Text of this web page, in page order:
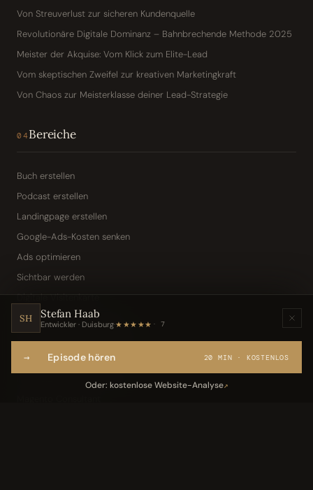
Von Streuverlust zur sicheren Kundenquelle
Revolutionäre Digitale Dominanz – Bahnbrechende Methode 2025
Meister der Akquise: Vom Klick zum Elite-Lead
Vom skeptischen Zweifel zur kreativen Marketingkraft
Von Chaos zur Meisterklasse deiner Lead-Strategie
04Bereiche
Buch erstellen
Podcast erstellen
Landingpage erstellen
Google-Ads-Kosten senken
Ads optimieren
Sichtbar werden
Digitale Visitenkarte
KI-Assistent (Toni · Jarvis)
Webseite per Sprache
SH Stefan Haab
Entwickler · Duisburg·★★★★★ 7
→ Episode hören 20 MIN · KOSTENLOS
Oder: kostenlose Website-Analyse↗